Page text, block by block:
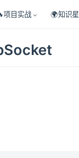
项目实战 🌍知识